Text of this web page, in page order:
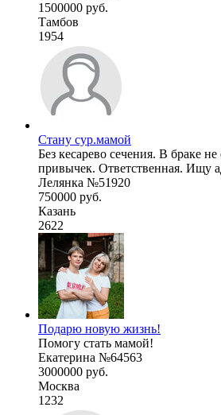
1500000 руб.
Тамбов
1954
Стану сур.мамой
Без кесарево сечения. В браке
привычек. Ответственная. Ищу
Лелянка №51920
750000 руб.
Казань
2622
Подарю новую жизнь!
Помогу стать мамой!
Екатерина №64563
3000000 руб.
Москва
1232